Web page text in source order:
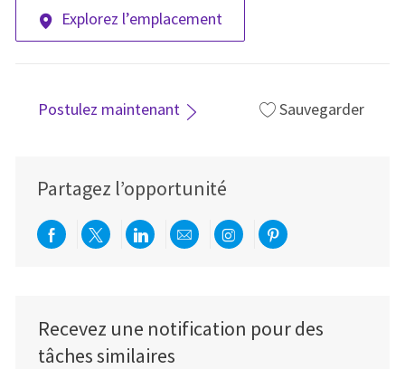
Explorez l’emplacement
Postulez maintenant Sauvegarder
Partagez l’opportunité
Partager via Facebook
Partager via twitter
Partager via LinkedIn
Partager par e-mail
Partager via
Partager via
Recevez une notification pour des
tâches similaires